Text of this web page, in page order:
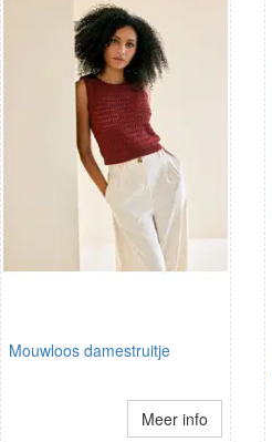
Mouwloos damestruitje
Meer info